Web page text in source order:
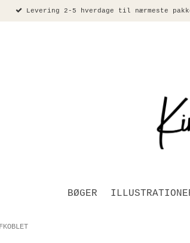
Levering 2-5 hverdage til nærmeste
BØGER